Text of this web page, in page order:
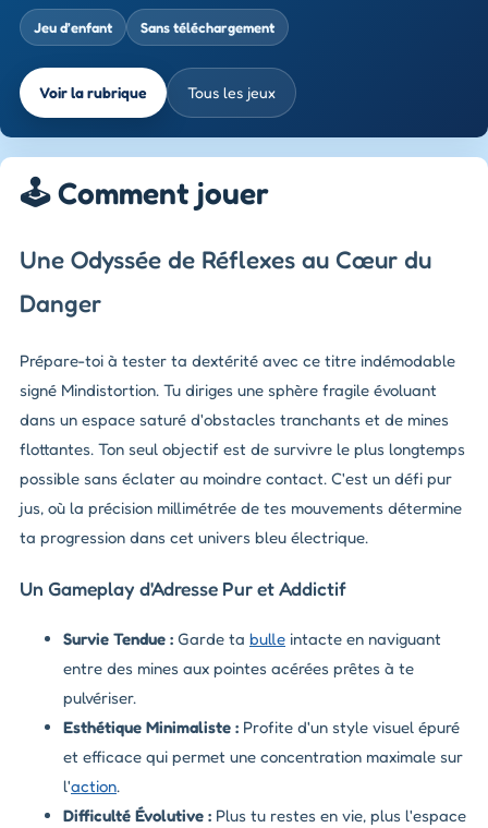
Jeu d’enfant Sans téléchargement
Voir la rubrique Tous les jeux
🕹️ Comment jouer
Une Odyssée de Réflexes au Cœur du
Danger
Prépare-toi à tester ta dextérité avec ce titre indémodable
signé Mindistortion. Tu diriges une sphère fragile évoluant
dans un espace saturé d'obstacles tranchants et de mines
flottantes. Ton seul objectif est de survivre le plus longtemps
possible sans éclater au moindre contact. C'est un défi pur
jus, où la précision millimétrée de tes mouvements détermine
ta progression dans cet univers bleu électrique.
Un Gameplay d'Adresse Pur et Addictif
Survie Tendue : Garde ta bulle intacte en naviguant
entre des mines aux pointes acérées prêtes à te
pulvériser.
Esthétique Minimaliste : Profite d'un style visuel épuré
et efficace qui permet une concentration maximale sur
l'action.
Difficulté Évolutive : Plus tu restes en vie, plus l'espace